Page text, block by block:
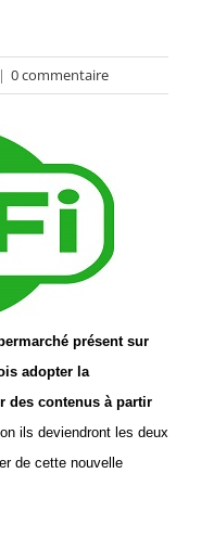
| 0 commentaire
présent sur
adopter la
des contenus à partir
ils deviendront les deux
de cette nouvelle